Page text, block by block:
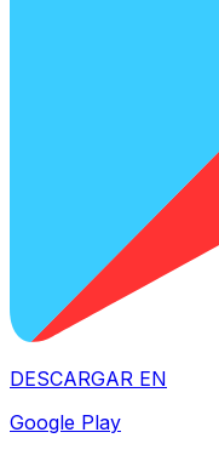
DESCARGAR EN
Google Play